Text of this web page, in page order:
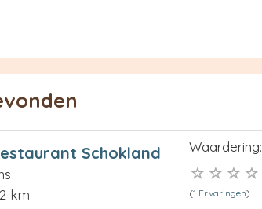
Schokland
km
Waardering:
(1 Ervaringen)